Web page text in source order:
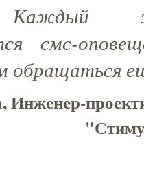
Каждый
смс-
обращаться
Инженер-